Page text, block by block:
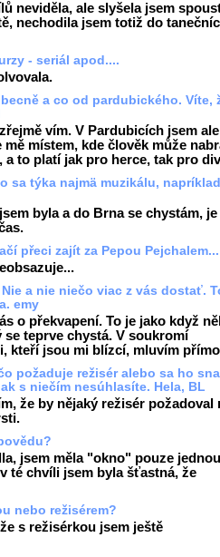
neviděla, ale slyšela jsem
nechodila jsem totiž do
- seriál apod....
a co od pardubického. Víte,
vím. V Pardubicích jsem
místem, kde člověk může
to platí jak pro herce, tak pro
sa týka najmä muzikálu,
byla a do Brna se chystám, je
přeci zajít za Pepou Pejchalem...
a nie niečo viac z vás dostať.
emy
o překvapení. To je jako když
teprve chystá. V soukromí
kteří jsou mi blízcí, mluvím
požaduje režisér alebo sa ho
s niečím nesúhlasíte. Hela, BL
že by nějaký režisér požadoval
jsem měla "okno" pouze
té chvíli jsem byla šťastná, že
nebo režisérem?
s režisérkou jsem ještě